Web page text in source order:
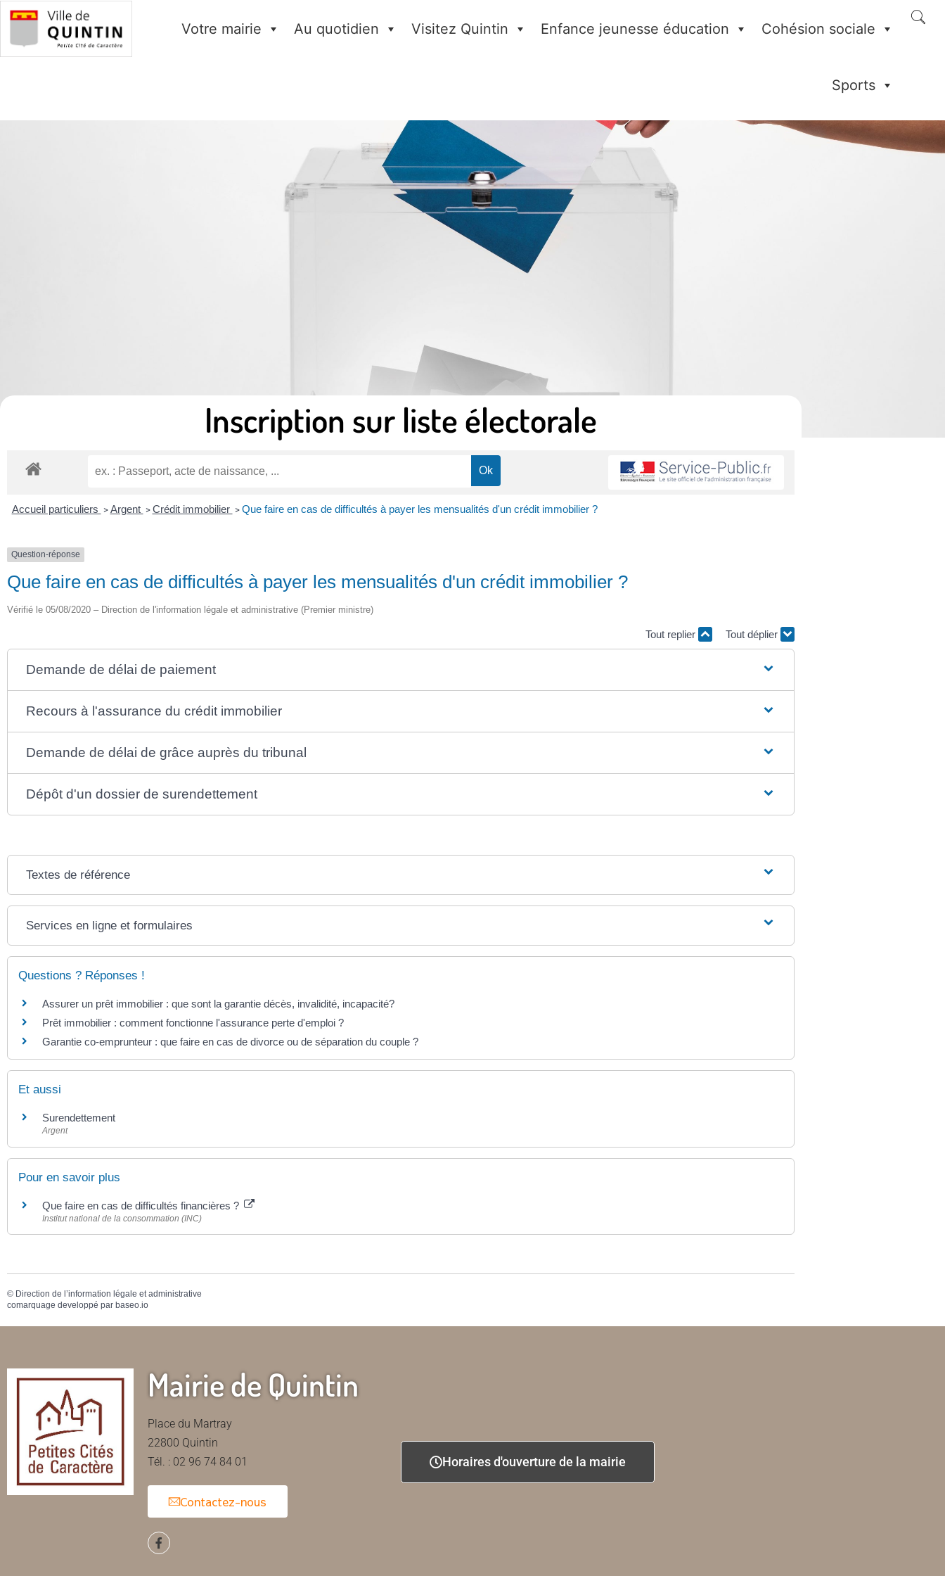
Votre mairie Au quotidien Visitez Quintin Enfance jeunesse éducation Cohésion sociale
Sports
Inscription sur liste électorale
Accueil particuliers > Argent > Crédit immobilier > Que faire en cas de difficultés à payer les mensualités d'un crédit immobilier ?
Question-réponse
Que faire en cas de difficultés à payer les mensualités d'un crédit immobilier ?
Vérifié le 05/08/2020 – Direction de l'information légale et administrative (Premier ministre)
Tout replier Tout déplier
Demande de délai de paiement
Recours à l'assurance du crédit immobilier
Demande de délai de grâce auprès du tribunal
Dépôt d'un dossier de surendettement
Textes de référence
Services en ligne et formulaires
Questions ? Réponses !
Assurer un prêt immobilier : que sont la garantie décès, invalidité, incapacité?
Prêt immobilier : comment fonctionne l'assurance perte d'emploi ?
Garantie co-emprunteur : que faire en cas de divorce ou de séparation du couple ?
Et aussi
Surendettement
Argent
Pour en savoir plus
Que faire en cas de difficultés financières ?
Institut national de la consommation (INC)
© Direction de l’information légale et administrative
comarquage developpé par baseo.io
Mairie de Quintin
Place du Martray
22800 Quintin
Tél. : 02 96 74 84 01
Contactez-nous
Horaires d'ouverture de la mairie